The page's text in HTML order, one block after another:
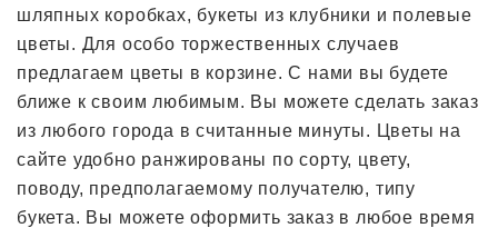
шляпных коробках, букеты из клубники и полевые
цветы. Для особо торжественных случаев
предлагаем цветы в корзине. С нами вы будете
ближе к своим любимым. Вы можете сделать заказ
из любого города в считанные минуты. Цветы на
сайте удобно ранжированы по сорту, цвету,
поводу, предполагаемому получателю, типу
букета. Вы можете оформить заказ в любое время